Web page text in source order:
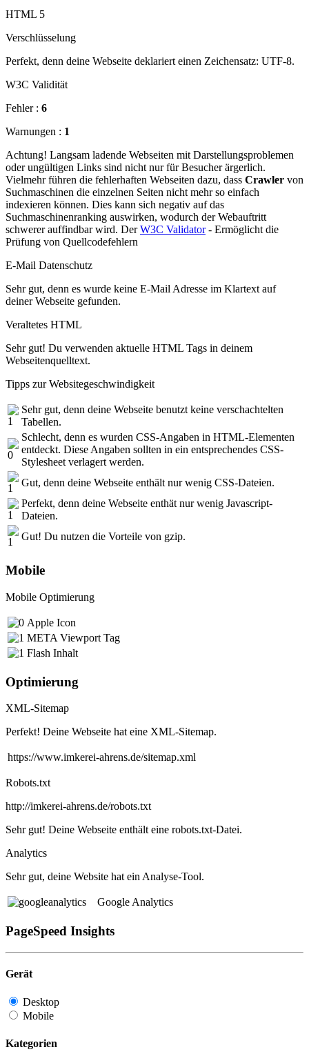
HTML 5
Verschlüsselung
Perfekt, denn deine Webseite deklariert einen Zeichensatz: UTF-8.
W3C Validität
Fehler : 6
Warnungen : 1
Achtung! Langsam ladende Webseiten mit Darstellungsproblemen
oder ungültigen Links sind nicht nur für Besucher ärgerlich.
Vielmehr führen die fehlerhaften Webseiten dazu, dass Crawler von
Suchmaschinen die einzelnen Seiten nicht mehr so einfach
indexieren können. Dies kann sich negativ auf das
Suchmaschinenranking auswirken, wodurch der Webauftritt
schwerer auffindbar wird. DerW3C Validator- Ermöglicht die
Prüfung von Quellcodefehlern
E-Mail Datenschutz
Sehr gut, denn es wurde keine E-Mail Adresse im Klartext auf
deiner Webseite gefunden.
Veraltetes HTML
Sehr gut! Du verwenden aktuelle HTML Tags in deinem
Webseitenquelltext.
Tipps zur Websitegeschwindigkeit
Sehr gut, denn deine Webseite benutzt keine verschachtelten
Tabellen.
Schlecht, denn es wurden CSS-Angaben in HTML-Elementen
entdeckt. Diese Angaben sollten in ein entsprechendes CSS-
Stylesheet verlagert werden.
Gut, denn deine Webseite enthält nur wenig CSS-Dateien.
Perfekt, denn deine Webseite enthät nur wenig Javascript-
Dateien.
Gut! Du nutzen die Vorteile von gzip.
Mobile
Mobile Optimierung
Apple Icon
META Viewport Tag
Flash Inhalt
Optimierung
XML-Sitemap
Perfekt! Deine Webseite hat eine XML-Sitemap.
https://www.imkerei-ahrens.de/sitemap.xml
Robots.txt
http://imkerei-ahrens.de/robots.txt
Sehr gut! Deine Webseite enthält eine robots.txt-Datei.
Analytics
Sehr gut, deine Website hat ein Analyse-Tool.
Google Analytics
PageSpeed Insights
Gerät
Desktop
Mobile
Kategorien